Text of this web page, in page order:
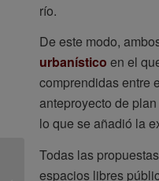
río.
De este modo,
urbanístico en el
comprendidas entre
anteproyecto de
lo que se añadió la
Todas las
espacios libres
Abierto el primer plazo
de preinscripción en la